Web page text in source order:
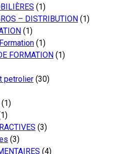
(1)
– DISTRIBUTION (1)
(1)
(1)
FORMATION (1)
petrolier (30)
(1)
(3)
(3)
(4)